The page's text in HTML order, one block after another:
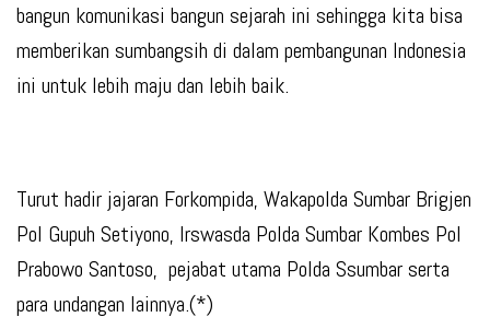
bangun komunikasi bangun sejarah ini sehingga kita bisa
memberikan sumbangsih di dalam pembangunan Indonesia
ini untuk lebih maju dan lebih baik.
Turut hadir jajaran Forkompida, Wakapolda Sumbar Brigjen
Pol Gupuh Setiyono, Irswasda Polda Sumbar Kombes Pol
Prabowo Santoso, pejabat utama Polda Ssumbar serta
para undangan lainnya.(*)